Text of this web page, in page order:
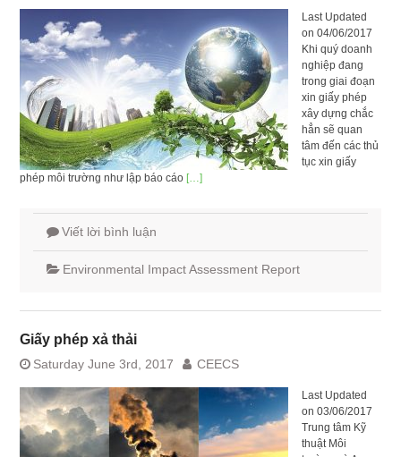
Last Updated
on 04/06/2017
Khi quý doanh
nghiệp đang
trong giai đoạn
xin giấy phép
xây dựng chắc
hẳn sẽ quan
tâm đến các thủ
tục xin giấy
phép môi trường như lập báo cáo […]
Viết lời bình luận
Environmental Impact Assessment Report
Giấy phép xả thải
Saturday June 3rd, 2017 CEECS
Last Updated
on 03/06/2017
Trung tâm Kỹ
thuật Môi